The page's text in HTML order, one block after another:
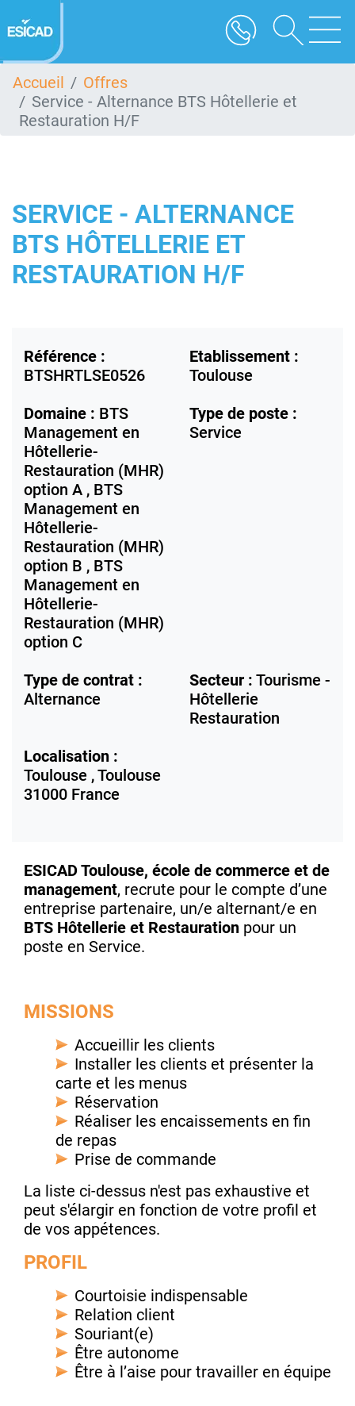
au
contenu
Accueil
Offres
Service - Alternance BTS Hôtellerie et
Restauration H/F
SERVICE - ALTERNANCE
BTS HÔTELLERIE ET
RESTAURATION H/F
Référence :
BTSHRTLSE0526
Etablissement :
Toulouse
Domaine : BTS
Management en
Hôtellerie-
Restauration (MHR)
option A , BTS
Management en
Hôtellerie-
Restauration (MHR)
option B , BTS
Management en
Hôtellerie-
Restauration (MHR)
option C
Type de poste :
Service
Type de contrat :
Alternance
Secteur : Tourisme -
Hôtellerie
Restauration
Localisation :
Toulouse ,Toulouse
31000 France
ESICAD Toulouse, école de commerce et de
management, recrute pour le compte d’une
entreprise partenaire, un/e alternant/e en
BTS Hôtellerie et Restauration pour un
poste en Service.
MISSIONS
Accueillir les clients
Installer les clients et présenter la
carte et les menus
Réservation
Réaliser les encaissements en fin
de repas
Prise de commande
La liste ci-dessus n'est pas exhaustive et
peut s'élargir en fonction de votre profil et
de vos appétences.
PROFIL
Courtoisie indispensable
Relation client
Souriant(e)
Être autonome
Être à l’aise pour travailler en équipe